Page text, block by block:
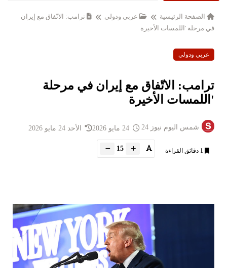
الصفحة الرئيسية عربي ودولي
ترامب: الاتّفاق مع إيران
في مرحلة 'اللمسات الأخيرة
عربي ودولي
ترامب: الاتّفاق مع إيران في مرحلة
'اللمسات الأخيرة
شمس اليوم نيوز 24 الأحد 24 مايو 2026
1 دقائق القراءة 15